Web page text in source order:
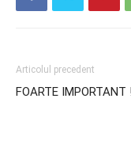
Articolul precedent
FOARTE IMPORTANT